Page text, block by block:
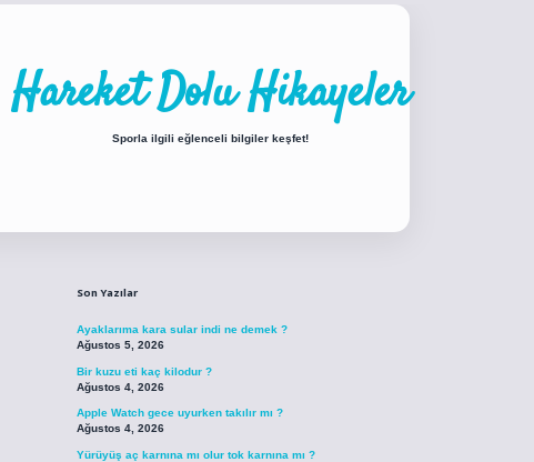
Hareket Dolu Hikayeler
Sporla ilgili eğlenceli bilgiler keşfet!
Son Yazılar
Ayaklarıma kara sular indi ne demek ?
Ağustos 5, 2026
Bir kuzu eti kaç kilodur ?
Ağustos 4, 2026
Apple Watch gece uyurken takılır mı ?
Ağustos 4, 2026
Yürüyüş aç karnına mı olur tok karnına mı ?